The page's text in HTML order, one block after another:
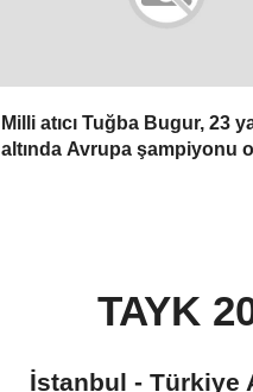
Milli atıcı Tuğba Bugur, 23
altında Avrupa şampiyonu
TAYK
İstanbul - Türkiye